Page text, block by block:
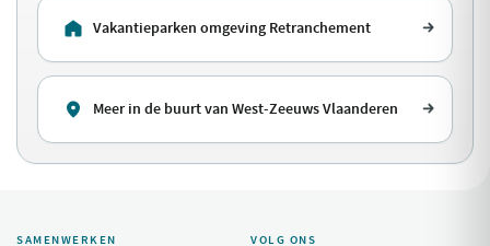
Vakantieparken omgeving Retranchement
Meer in de buurt van West-Zeeuws Vlaanderen
SAMENWERKEN VOLG ONS